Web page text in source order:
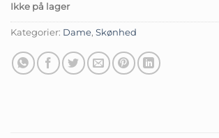
Ikke på lager
Kategorier: Dame, Skønhed